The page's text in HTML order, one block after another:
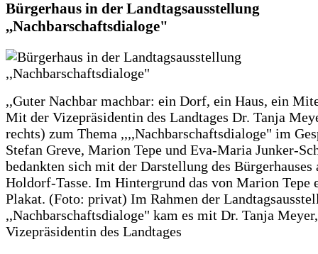
Bürgerhaus in der Landtagsausstellung
,,Nachbarschaftsdialoge"
,,Guter Nachbar machbar: ein Dorf, ein Haus, ein
Mit der Vizepräsidentin des Landtages Dr. Tanja
rechts) zum Thema ,,,,Nachbarschaftsdialoge" im
Stefan Greve, Marion Tepe und Eva-Maria Junker-
bedankten sich mit der Darstellung des Bürgerhauses
Holdorf-Tasse. Im Hintergrund das von Marion Tepe
Plakat. (Foto: privat) Im Rahmen der
,,Nachbarschaftsdialoge" kam es mit Dr. Tanja Meyer,
Vizepräsidentin des Landtages